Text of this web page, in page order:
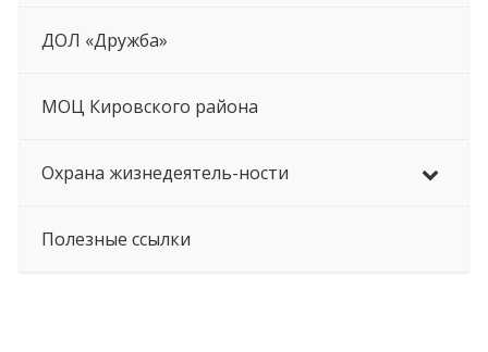
ДОЛ «Дружба»
МОЦ Кировского района
Охрана жизнедеятель-ности
Полезные ссылки